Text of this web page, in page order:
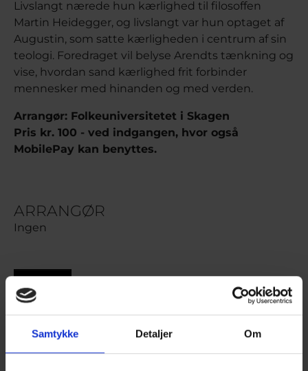
Samtykke Detaljer Om
Livslangt nærede hun kærlighed til filosoffen
Martin Heidegger, og livslangt var hun optaget af
Augustin, som satte kærligheden i centrum af sin
teologi. Foredraget vil belyse Arendts tænkning og
vise, hvordan sand kærlighed frit forbinder
mennesker med hinanden og med verden.
Arrangør: Folkeuniversitetet i Skagen
Pris kr. 100 - ved indgangen, hvor også
MobilePay kan benyttes.
ARRANGØR
Ingen